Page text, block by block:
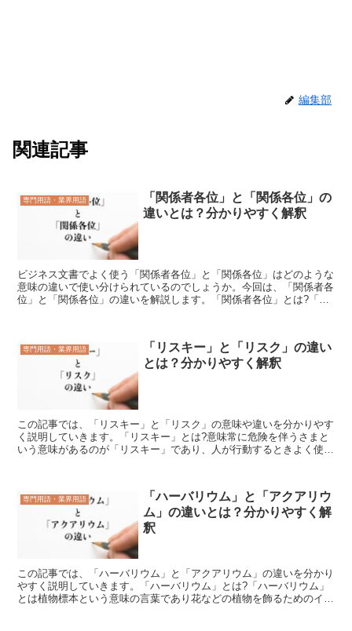
編集部
関連記事
専門用語・業界用語
「関係者各位」と「関係各位」の
違いとは？分かりやすく解釈
ビジネス文書でよく使う「関係者各位」と「関係各位」はどのような
意味の違いで使い分けられているのでしょうか。今回は、「関係者各
位」と「関係各位」の違いを解説します。「関係者各位」とは?「関
専門用語・業界用語
「リスキー」と「リスク」の違い
とは？分かりやすく解釈
この記事では、「リスキー」と「リスク」の意味や違いを分かりやす
く説明していきます。「リスキー」とは?意味常に危険を伴うさまと
いう意味があるのが「リスキー」であり、人が行動するときよく使わ
専門用語・業界用語
「ハーバリウム」と「アクアリウ
ム」の違いとは？分かりやすく解
釈
この記事では、「ハーバリウム」と「アクアリウム」の違いを分かり
やすく説明していきます。「ハーバリウム」とは?「ハーバリウム」
とは植物標本という意味の言葉であり花などの植物を飾るためのイン